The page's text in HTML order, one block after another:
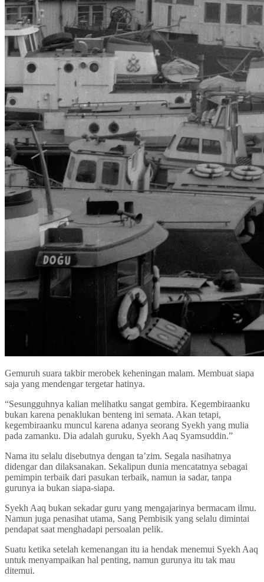
Gemuruh suara takbir merobek keheningan malam. Membuat siapa
saja yang mendengar tergetar hatinya.
“Sesungguhnya kalian melihatku sangat gembira. Kegembiraanku
bukan karena penaklukan benteng ini semata. Akan tetapi,
kegembiraanku muncul karena adanya seorang Syekh yang mulia
pada zamanku. Dia adalah guruku, Syekh Aaq Syamsuddin.”
Nama itu selalu disebutnya dengan ta’zim. Segala nasihatnya
didengar dan dilaksanakan. Sekalipun dunia mencatatnya sebagai
pemimpin terbaik dari pasukan terbaik, namun ia sadar, tanpa
gurunya ia bukan siapa-siapa.
Syekh Aaq bukan sekadar guru yang mengajarinya bermacam ilmu.
Namun juga penasihat utama, Sang Pembisik yang selalu dimintai
pendapat saat menghadapi persoalan pelik.
Suatu ketika setelah kemenangan itu ia hendak menemui Syekh Aaq
untuk menyampaikan hal penting, namun gurunya itu tak mau
ditemui.